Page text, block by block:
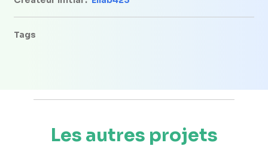
Tags
Les autres projets